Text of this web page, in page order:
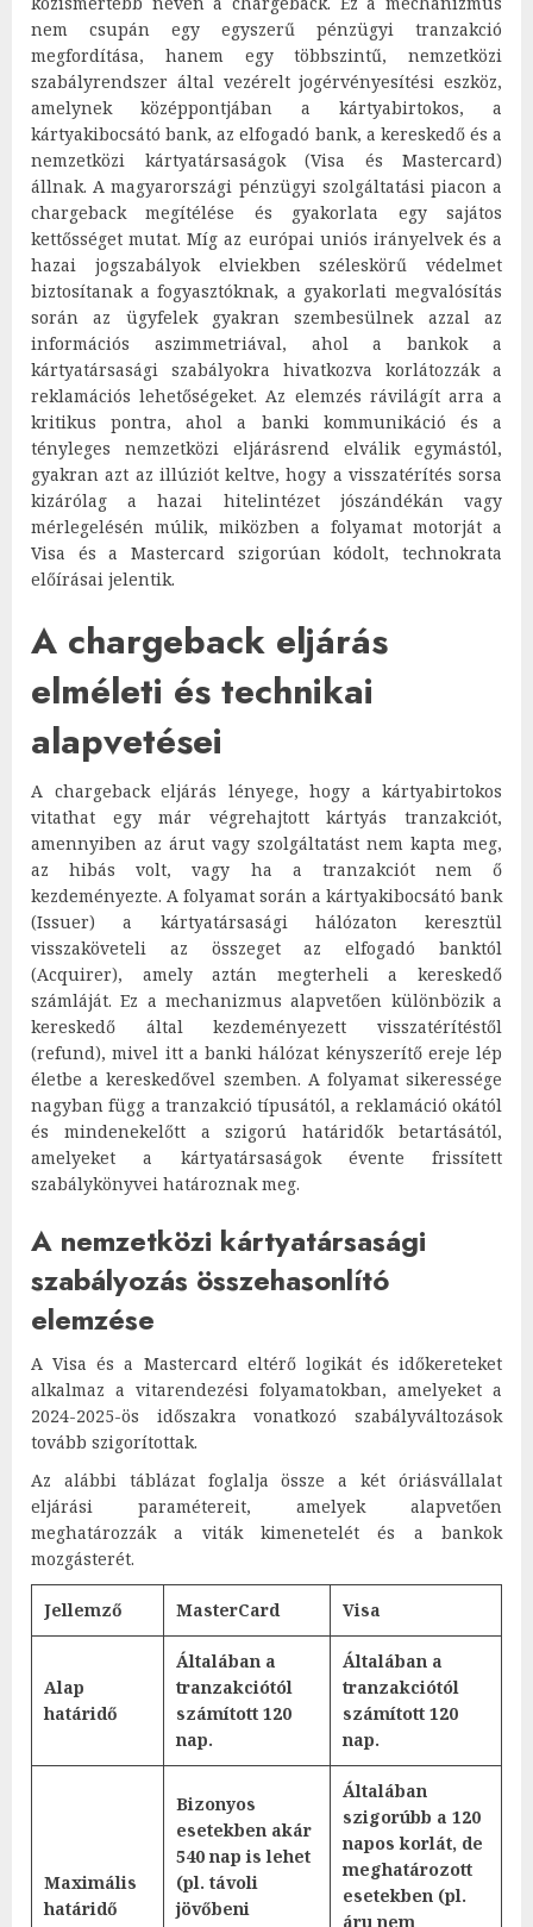
nem csupán egy egyszerű pénzügyi tranzakció
megfordítása, hanem egy többszintű, nemzetközi
szabályrendszer által vezérelt jogérvényesítési eszköz,
amelynek középpontjában a kártyabirtokos, a
kártyakibocsátó bank, az elfogadó bank, a kereskedő és a
nemzetközi kártyatársaságok (Visa és Mastercard)
állnak. A magyarországi pénzügyi szolgáltatási piacon a
chargeback megítélése és gyakorlata egy sajátos
kettősséget mutat. Míg az európai uniós irányelvek és a
hazai jogszabályok elviekben széleskörű védelmet
biztosítanak a fogyasztóknak, a gyakorlati megvalósítás
során az ügyfelek gyakran szembesülnek azzal az
információs aszimmetriával, ahol a bankok a
kártyatársasági szabályokra hivatkozva korlátozzák a
reklamációs lehetőségeket. Az elemzés rávilágít arra a
kritikus pontra, ahol a banki kommunikáció és a
tényleges nemzetközi eljárásrend elválik egymástól,
gyakran azt az illúziót keltve, hogy a visszatérítés sorsa
kizárólag a hazai hitelintézet jószándékán vagy
mérlegelésén múlik, miközben a folyamat motorját a
Visa és a Mastercard szigorúan kódolt, technokrata
előírásai jelentik.
A chargeback eljárás
elméleti és technikai
alapvetései
A chargeback eljárás lényege, hogy a kártyabirtokos
vitathat egy már végrehajtott kártyás tranzakciót,
amennyiben az árut vagy szolgáltatást nem kapta meg,
az hibás volt, vagy ha a tranzakciót nem ő
kezdeményezte. A folyamat során a kártyakibocsátó bank
(Issuer) a kártyatársasági hálózaton keresztül
visszaköveteli az összeget az elfogadó banktól
(Acquirer), amely aztán megterheli a kereskedő
számláját. Ez a mechanizmus alapvetően különbözik a
kereskedő által kezdeményezett visszatérítéstől
(refund), mivel itt a banki hálózat kényszerítő ereje lép
életbe a kereskedővel szemben. A folyamat sikeressége
nagyban függ a tranzakció típusától, a reklamáció okától
és mindenekelőtt a szigorú határidők betartásától,
amelyeket a kártyatársaságok évente frissített
szabálykönyvei határoznak meg.
A nemzetközi kártyatársasági
szabályozás összehasonlító
elemzése
A Visa és a Mastercard eltérő logikát és időkereteket
alkalmaz a vitarendezési folyamatokban, amelyeket a
2024-2025-ös időszakra vonatkozó szabályváltozások
tovább szigorítottak.
Az alábbi táblázat foglalja össze a két óriásvállalat
eljárási paramétereit, amelyek alapvetően
meghatározzák a viták kimenetelét és a bankok
mozgásterét.
Jellemző MasterCard Visa
Alap
határidő
Általában a
tranzakciótól
számított 120
nap.
Általában a
tranzakciótól
számított 120
nap.
Maximális
határidő
Bizonyos
esetekben akár
540 nap is lehet
(pl. távoli
jövőbeni
Általában
szigorúbb a 120
napos korlát, de
meghatározott
esetekben (pl.
áru nem